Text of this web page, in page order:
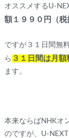
オススメするU-
額１９９０円（
ですが３１日間無
ら ３１日間は月
ます。
本来ならばNHKオ
のですが、U-